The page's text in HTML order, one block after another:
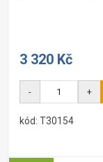
3 320 Kč
- +
kód: T30154